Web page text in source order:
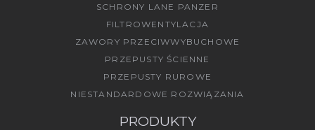
SCHRONY LANE PANZER
FILTROWENTYLACJA
ZAWORY PRZECIWWYBUCHOWE
PRZEPUSTY ŚCIENNE
PRZEPUSTY RUROWE
NIESTANDARDOWE ROZWIĄZANIA
PRODUKTY